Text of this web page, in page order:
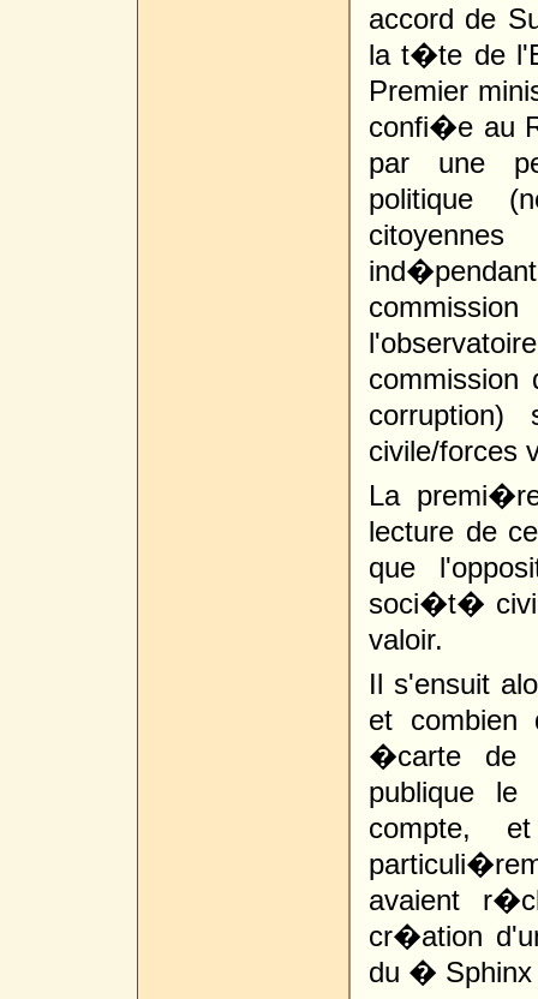
accord de
la t�te de
Premier
confi�e au
par une
politique
civile/forces
La
lecture de
que
soci�t�
valoir.
Il s'ensuit
et combien
�carte de
publique
compte,
avaient
cr�ation
du �